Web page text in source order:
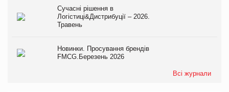
Сучасні рішення в
Логістиці&Дистрибуції – 2026.
Травень
Новинки. Просування брендів
FMCG.Березень 2026
Всі журнали